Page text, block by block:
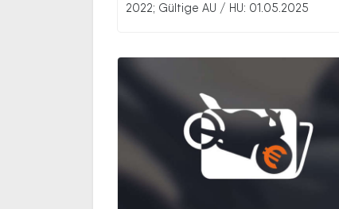
2022; Gültige AU / HU: 01.05.2025